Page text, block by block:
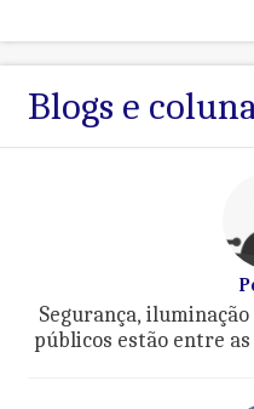
Blogs e
Segurança,
públicos estão entre